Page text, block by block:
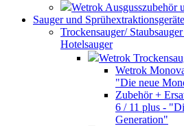
Wetrok Ausgusszubehör
Sauger und Sprühextraktionsgeräte
Trockensauger/
Hotelsauger
Wetrok
Wetrok
"Die neue
Zubehör +
6 / 11 plus -
Generation"